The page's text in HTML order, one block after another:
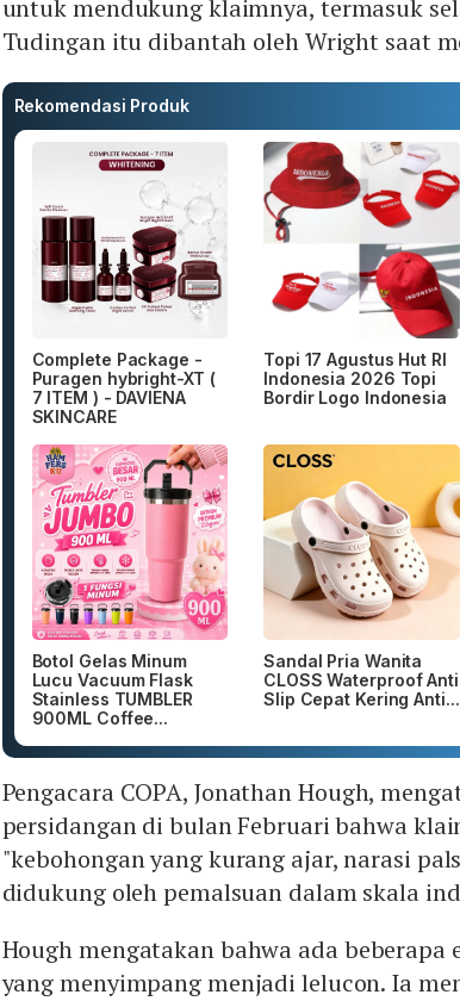
untuk mendukung klaimnya, termasuk
Tudingan itu dibantah oleh Wright saat
Rekomendasi Produk
Complete Package -
Puragen hybright-XT (
7 ITEM ) - DAVIENA
SKINCARE
Topi 17 Agustus Hut RI
Indonesia 2026 Topi
Bordir Logo Indonesia
Botol Gelas Minum
Lucu Vacuum Flask
Stainless TUMBLER
900ML Coffee...
Sandal Pria Wanita
CLOSS Waterproof Anti
Slip Cepat Kering Anti...
Pengacara COPA, Jonathan Hough,
persidangan di bulan Februari bahwa
"kebohongan yang kurang ajar, narasi
didukung oleh pemalsuan dalam skala
Hough mengatakan bahwa ada
yang menyimpang menjadi lelucon. Ia